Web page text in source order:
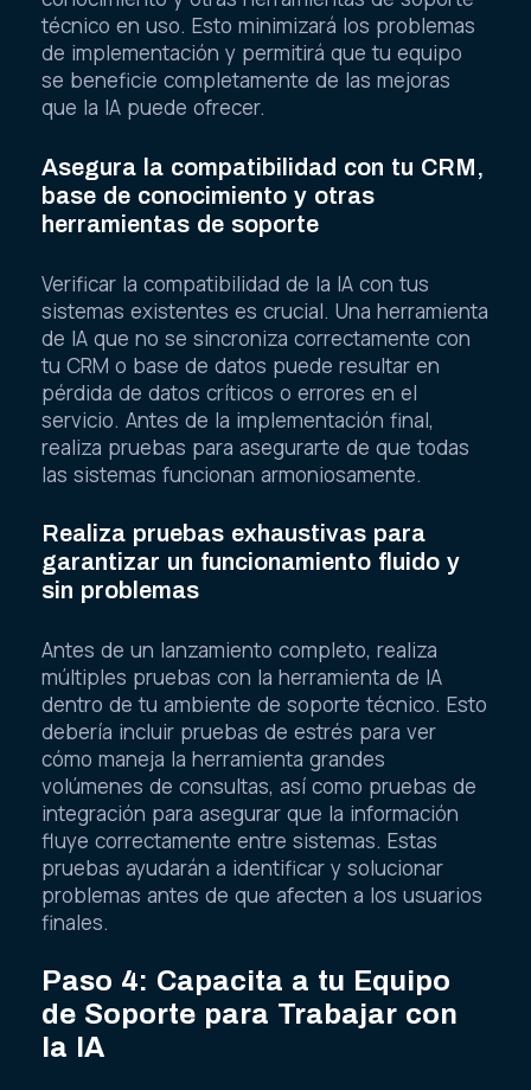
técnico en uso. Esto minimizará los problemas
de implementación y permitirá que tu equipo
se beneficie completamente de las mejoras
que la IA puede ofrecer.
Asegura la compatibilidad con tu CRM,
base de conocimiento y otras
herramientas de soporte
Verificar la compatibilidad de la IA con tus
sistemas existentes es crucial. Una herramienta
de IA que no se sincroniza correctamente con
tu CRM o base de datos puede resultar en
pérdida de datos críticos o errores en el
servicio. Antes de la implementación final,
realiza pruebas para asegurarte de que todas
las sistemas funcionan armoniosamente.
Realiza pruebas exhaustivas para
garantizar un funcionamiento fluido y
sin problemas
Antes de un lanzamiento completo, realiza
múltiples pruebas con la herramienta de IA
dentro de tu ambiente de soporte técnico. Esto
debería incluir pruebas de estrés para ver
cómo maneja la herramienta grandes
volúmenes de consultas, así como pruebas de
integración para asegurar que la información
fluye correctamente entre sistemas. Estas
pruebas ayudarán a identificar y solucionar
problemas antes de que afecten a los usuarios
finales.
Paso 4: Capacita a tu Equipo
de Soporte para Trabajar con
la IA